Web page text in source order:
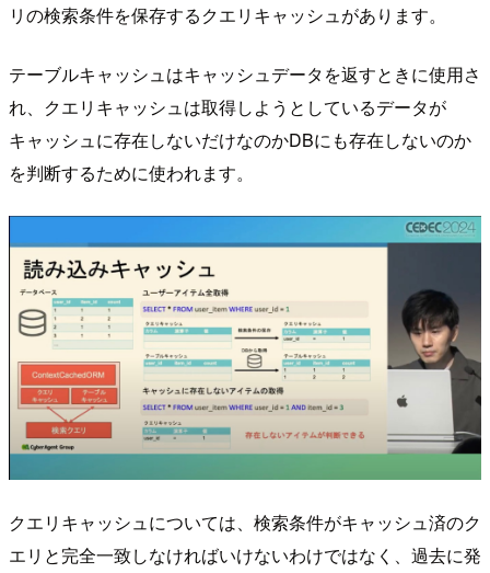
リの検索条件を保存するクエリキャッシュがあります。
テーブルキャッシュはキャッシュデータを返すときに使用さ
れ、クエリキャッシュは取得しようとしているデータが
キャッシュに存在しないだけなのかDBにも存在しないのか
を判断するために使われます。
クエリキャッシュについては、検索条件がキャッシュ済のク
エリと完全一致しなければいけないわけではなく、過去に発